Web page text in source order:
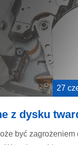
27
z dysku
być zagrożeniem